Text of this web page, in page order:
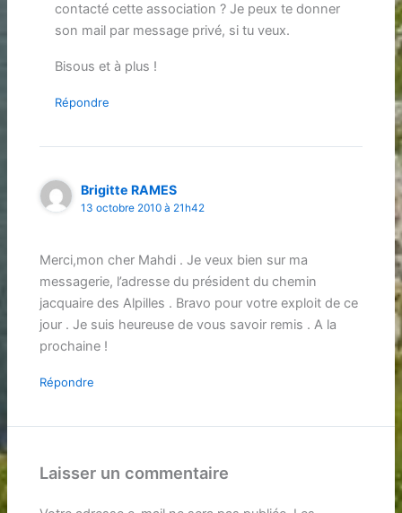
contacté cette association ? Je peux te donner
son mail par message privé, si tu veux.
Bisous et à plus !
Répondre
Brigitte RAMES
13 octobre 2010 à 21h42
Merci,mon cher Mahdi . Je veux bien sur ma
messagerie, l’adresse du président du chemin
jacquaire des Alpilles . Bravo pour votre exploit de ce
jour . Je suis heureuse de vous savoir remis . A la
prochaine !
Répondre
Laisser un commentaire